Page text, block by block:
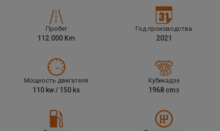
Пробег
112.000 Km
Год производства
2021
Мощность двигателя
110 kw / 150 ks
Кубикадзе
1968 cm3